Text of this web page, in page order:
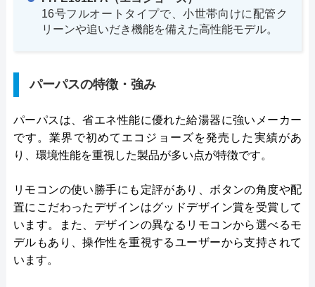
16号フルオートタイプで、小世帯向けに配管ク
リーンや追いだき機能を備えた高性能モデル。
パーパスの特徴・強み
パーパスは、省エネ性能に優れた給湯器に強いメーカー
です。業界で初めてエコジョーズを発売した実績があ
り、環境性能を重視した製品が多い点が特徴です。
リモコンの使い勝手にも定評があり、ボタンの角度や配
置にこだわったデザインはグッドデザイン賞を受賞して
います。また、デザインの異なるリモコンから選べるモ
デルもあり、操作性を重視するユーザーから支持されて
います。